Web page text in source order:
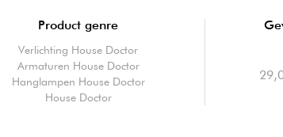
Product genre
Verlichting House Doctor
Armaturen House Doctor
Hanglampen House Doctor
House Doctor